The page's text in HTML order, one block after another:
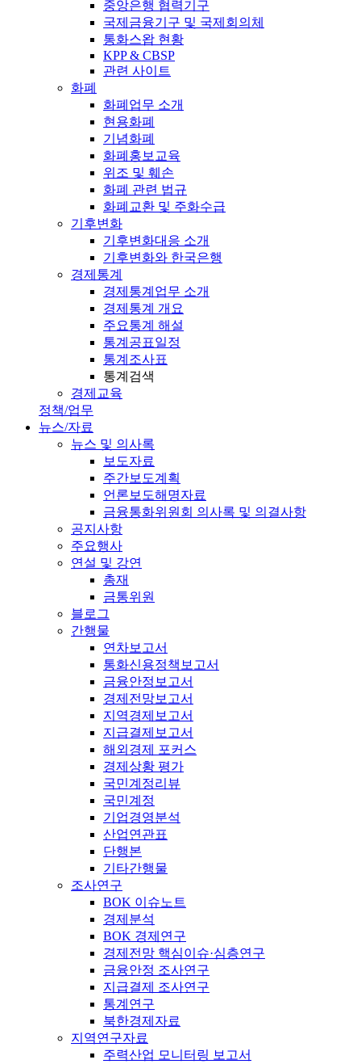
중앙은행 협력기구
국제금융기구 및 국제회의체
통화스왑 현황
KPP & CBSP
관련 사이트
화폐
화폐업무 소개
현용화폐
기념화폐
화폐홍보교육
위조 및 훼손
화폐 관련 법규
화폐교환 및 주화수급
기후변화
기후변화대응 소개
기후변화와 한국은행
경제통계
경제통계업무 소개
경제통계 개요
주요통계 해설
통계공표일정
통계조사표
통계검색
경제교육
정책/업무
뉴스/자료
뉴스 및 의사록
보도자료
주간보도계획
언론보도해명자료
금융통화위원회 의사록 및 의결사항
공지사항
주요행사
연설 및 강연
총재
금통위원
블로그
간행물
연차보고서
통화신용정책보고서
금융안정보고서
경제전망보고서
지역경제보고서
지급결제보고서
해외경제 포커스
경제상황 평가
국민계정리뷰
국민계정
기업경영분석
산업연관표
단행본
기타간행물
조사연구
BOK 이슈노트
경제분석
BOK 경제연구
경제전망 핵심이슈·심층연구
금융안정 조사연구
지급결제 조사연구
통계연구
북한경제자료
지역연구자료
주력산업 모니터링 보고서